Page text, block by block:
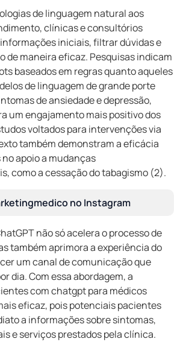
de linguagem natural aos
clínicas e consultórios
iniciais, filtrar dúvidas e
de maneira eficaz. Pesquisas indicam
baseados em regras quanto aqueles
de linguagem de grande porte
de ansiedade e depressão,
um engajamento mais positivo dos
voltados para intervenções via
também demonstram a eficácia
apoio a mudanças
como a cessação do tabagismo (2).
no Instagram
não só acelera o processo de
também aprimora a experiência do
um canal de comunicação que
dia. Com essa abordagem, a
com chatgpt para médicos
eficaz, pois potenciais pacientes
a informações sobre sintomas,
e serviços prestados pela clínica.